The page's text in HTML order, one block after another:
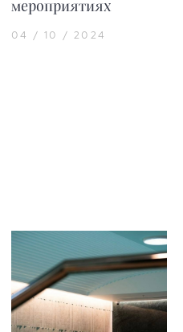
мероприятиях
04 / 10 / 2024